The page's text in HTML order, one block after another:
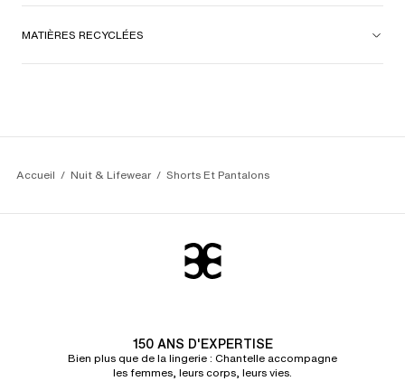
MATIÈRES RECYCLÉES
Accueil Nuit & Lifewear Shorts Et Pantalons
150 ANS D'EXPERTISE
Bien plus que de la lingerie : Chantelle accompagne
les femmes, leurs corps, leurs vies.